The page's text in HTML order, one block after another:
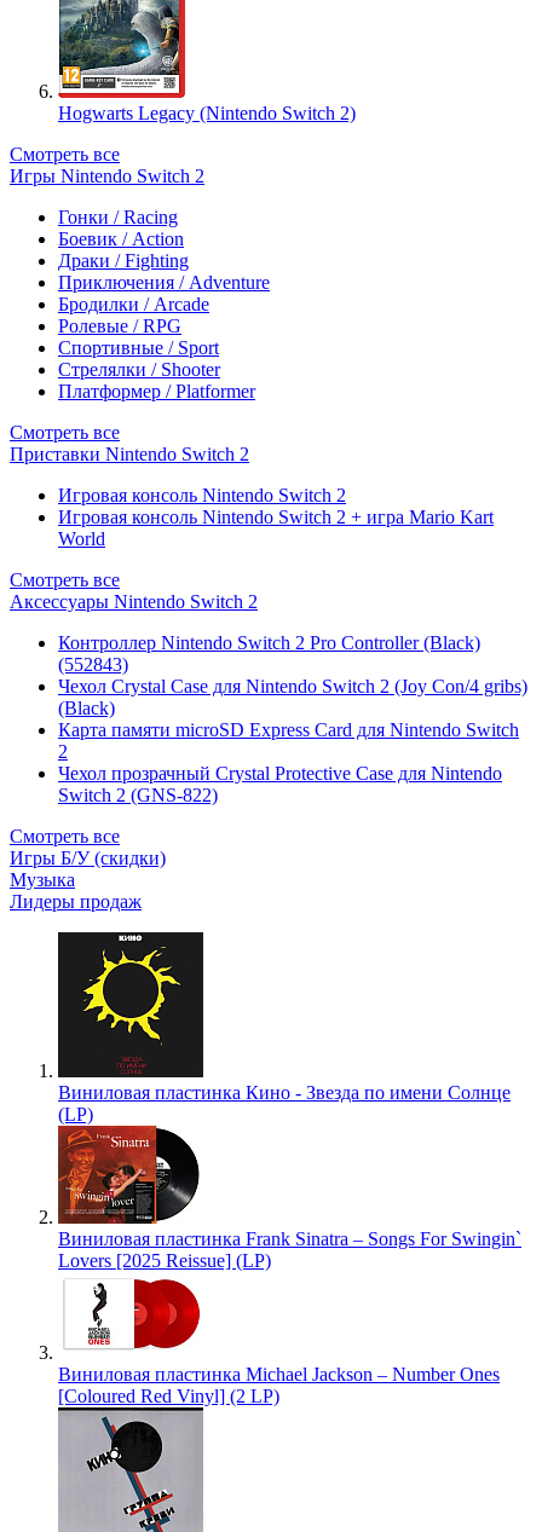
Hogwarts Legacy (Nintendo Switch 2)
Смотреть все
Игры Nintendo Switch 2
Гонки / Racing
Боевик / Action
Драки / Fighting
Приключения / Adventure
Бродилки / Arcade
Ролевые / RPG
Спортивные / Sport
Стрелялки / Shooter
Платформер / Platformer
Смотреть все
Приставки Nintendo Switch 2
Игровая консоль Nintendo Switch 2
Игровая консоль Nintendo Switch 2 + игра Mario Kart
World
Смотреть все
Аксессуары Nintendo Switch 2
Контроллер Nintendo Switch 2 Pro Controller (Black)
(552843)
Чехол Сrystal Сase для Nintendo Switch 2 (Joy Con/4 gribs)
(Black)
Карта памяти microSD Express Card для Nintendo Switch
2
Чехол прозрачный Crystal Protective Case для Nintendo
Switch 2 (GNS-822)
Смотреть все
Игры Б/У (скидки)
Музыка
Лидеры продаж
Виниловая пластинка Кино - Звезда по имени Солнце
(LP)
Виниловая пластинка Frank Sinatra – Songs For Swingin`
Lovers [2025 Reissue] (LP)
Виниловая пластинка Michael Jackson – Number Ones
[Coloured Red Vinyl] (2 LP)